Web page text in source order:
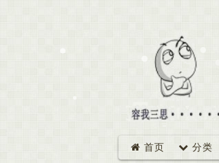
首页 分类